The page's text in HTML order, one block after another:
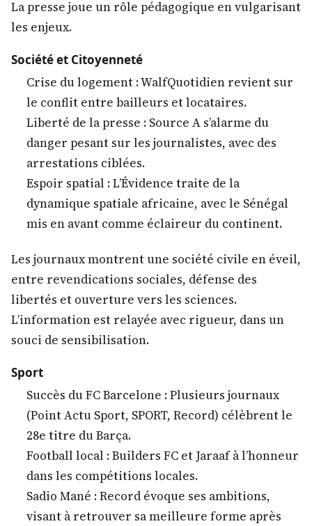
La presse joue un rôle pédagogique en vulgarisant
les enjeux.
Société et Citoyenneté
Crise du logement : WalfQuotidien revient sur
le conflit entre bailleurs et locataires.
Liberté de la presse : Source A s’alarme du
danger pesant sur les journalistes, avec des
arrestations ciblées.
Espoir spatial : L’Évidence traite de la
dynamique spatiale africaine, avec le Sénégal
mis en avant comme éclaireur du continent.
Les journaux montrent une société civile en éveil,
entre revendications sociales, défense des
libertés et ouverture vers les sciences.
L’information est relayée avec rigueur, dans un
souci de sensibilisation.
Sport
Succès du FC Barcelone : Plusieurs journaux
(Point Actu Sport, SPORT, Record) célèbrent le
28e titre du Barça.
Football local : Builders FC et Jaraaf à l’honneur
dans les compétitions locales.
Sadio Mané : Record évoque ses ambitions,
visant à retrouver sa meilleure forme après